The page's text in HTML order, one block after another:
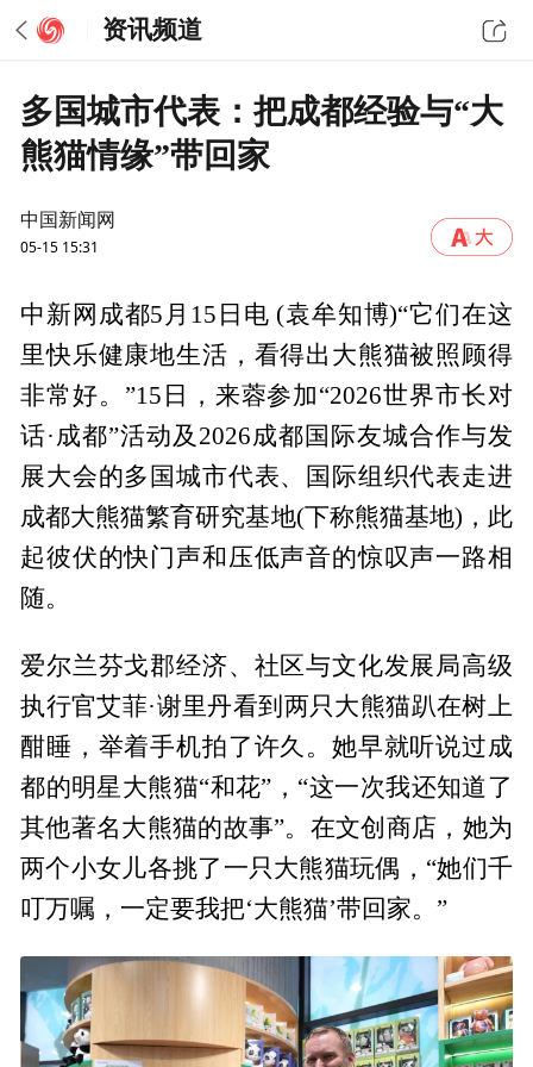
资讯频道
多国城市代表：把成都经验与“大
熊猫情缘”带回家
中国新闻网
05-15 15:31
中新网成都5月15日电 (袁牟知博)“它们在这
里快乐健康地生活，看得出大熊猫被照顾得
非常好。”15日，来蓉参加“2026世界市长对
话·成都”活动及2026成都国际友城合作与发
展大会的多国城市代表、国际组织代表走进
成都大熊猫繁育研究基地(下称熊猫基地)，此
起彼伏的快门声和压低声音的惊叹声一路相
随。
爱尔兰芬戈郡经济、社区与文化发展局高级
执行官艾菲·谢里丹看到两只大熊猫趴在树上
酣睡，举着手机拍了许久。她早就听说过成
都的明星大熊猫“和花”，“这一次我还知道了
其他著名大熊猫的故事”。在文创商店，她为
两个小女儿各挑了一只大熊猫玩偶，“她们千
叮万嘱，一定要我把‘大熊猫’带回家。”